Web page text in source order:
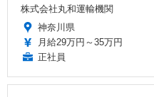
株式会社丸和運輸機関
神奈川県
月給29万円～35万円
正社員